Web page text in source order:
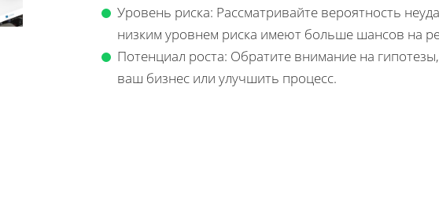
Уровень риска: Рассматривайте вероятность
низким уровнем риска имеют больше шансов на
Потенциал роста: Обратите внимание на
ваш бизнес или улучшить процесс.